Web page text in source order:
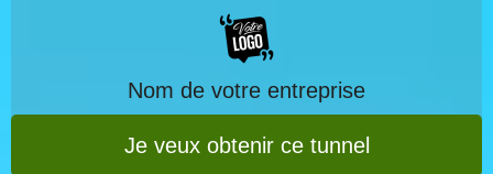
Nom de votre entreprise
Je veux obtenir ce tunnel